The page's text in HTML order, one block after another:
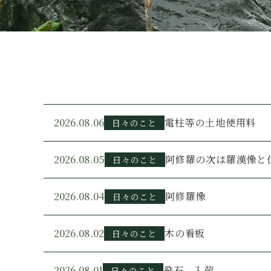
2026.08.06 日々のこと 電柱等の土地使用料
2026.08.05 日々のこと 阿修羅の次は羅漢像と
2026.08.04 日々のこと 阿修羅像
2026.08.02 日々のこと 木の看板